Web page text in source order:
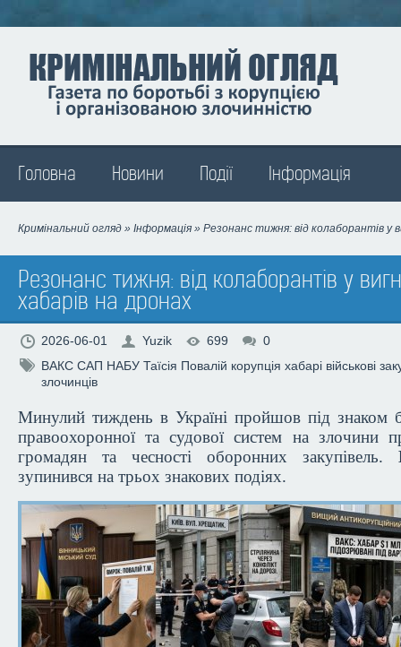
Головна Новини Події Інформація
Кримінальний огляд » Інформація » Резонанс тижня: від колаборантів у
Резонанс тижня: від колаборантів у
хабарів на дронах
2026-06-01 Yuzik 699
0
ВАКС САП НАБУ Таїсія Повалій корупція хабарі військові
злочинців
Минулий тиждень в Україні пройшов під знаком
правоохоронної та судової систем на злочини
громадян та чесності оборонних закупівель.
зупинився на трьох знакових подіях.